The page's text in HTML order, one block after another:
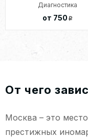
Диагностика
от 750 p
От чего
Москва – это
престижных